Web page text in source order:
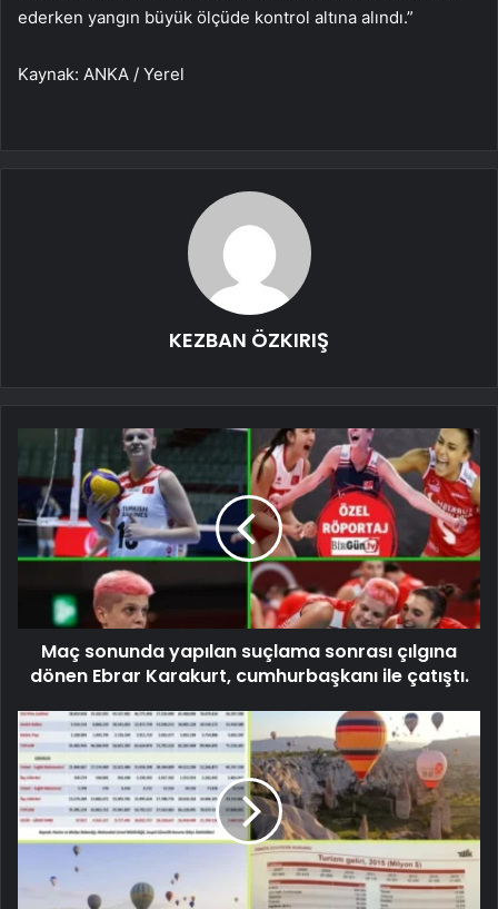
ederken yangın büyük ölçüde kontrol altına alındı.”
Kaynak: ANKA / Yerel
KEZBAN ÖZKIRIŞ
Maç sonunda yapılan suçlama sonrası çılgına
dönen Ebrar Karakurt, cumhurbaşkanı ile çatıştı.